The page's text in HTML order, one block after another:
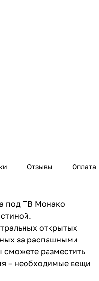
Отзывы Оплата
под ТВ Монако
открытых
за распашными
разместить
– необходимые вещи